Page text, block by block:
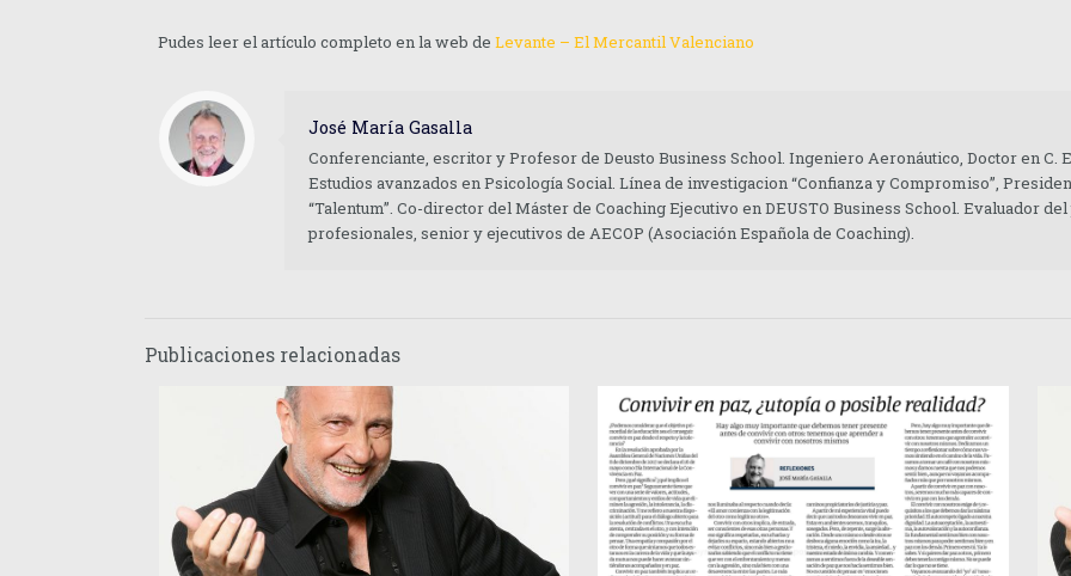
Pudes leer el artículo completo en la web deLevante – El Mercantil Valenciano
José María Gasalla
Conferenciante, escritor y Profesor de Deusto Business School. Ingeniero Aeronáutico, Doctor en C.
Estudios avanzados en Psicología Social. Línea de investigacion “Confianza y Compromiso”,
“Talentum”. Co-director del Máster de Coaching Ejecutivo en DEUSTO Business School. Evaluador
profesionales, senior y ejecutivos de AECOP (Asociación Española de Coaching).
Publicaciones relacionadas